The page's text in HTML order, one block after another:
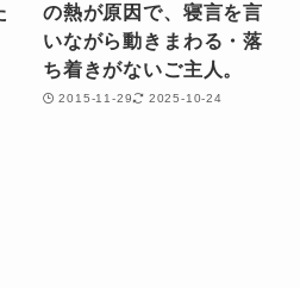
の熱が原因で、寝言を言
いながら動きまわる・落
ち着きがないご主人。
2015-11-29 2025-10-24